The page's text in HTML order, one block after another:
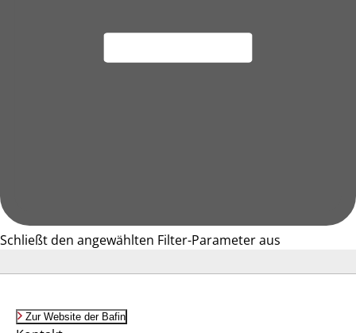
Schließt den angewählten Filter-Parameter aus
Zur Website der Bafin